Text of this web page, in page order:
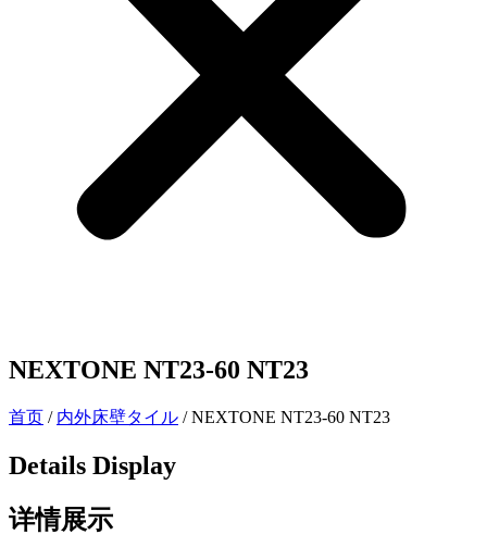
NEXTONE NT23-60 NT23
首页 / 内外床壁タイル / NEXTONE NT23-60 NT23
Details Display
详情展示